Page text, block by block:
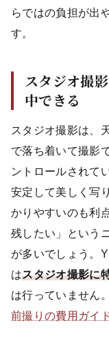
らではの負担が出
す。
スタジオ撮
中できる
スタジオ撮影は、
で落ち着いて撮影
ントロールされて
安定して美しく写
かりやすいのも利
残したい」という
が多いでしょう。
はスタジオ撮影に
は行っていません
前撮りの費用ガイ